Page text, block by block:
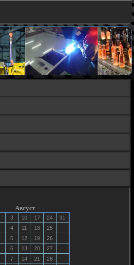
Август
3 10 17 24
31
4 11 18
25
5 12 19
26
6 13 20
27
7 14 21
28